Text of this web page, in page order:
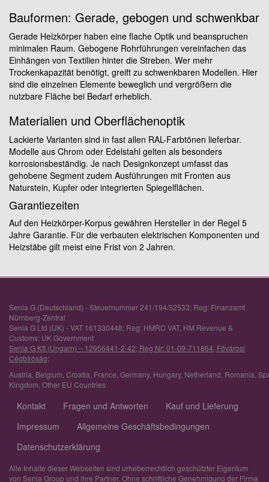
Bauformen: Gerade, gebogen und schwenkbar
Gerade Heizkörper haben eine flache Optik und beanspruchen
minimalen Raum. Gebogene Rohrführungen vereinfachen das
Einhängen von Textilien hinter die Streben. Wer mehr
Trockenkapazität benötigt, greift zu schwenkbaren Modellen. Hier
sind die einzelnen Elemente beweglich und vergrößern die
nutzbare Fläche bei Bedarf erheblich.
Materialien und Oberflächenoptik
Lackierte Varianten sind in fast allen RAL-Farbtönen lieferbar.
Modelle aus Chrom oder Edelstahl gelten als besonders
korrosionsbeständig. Je nach Designkonzept umfasst das
gehobene Segment zudem Ausführungen mit Fronten aus
Naturstein, Kupfer oder integrierten Spiegelflächen.
Garantiezeiten
Auf den Heizkörper-Korpus gewähren Hersteller in der Regel 5
Jahre Garantie. Für die verbauten elektrischen Komponenten und
Heizstäbe gilt meist eine Frist von 2 Jahren.
Senia G (Deutschland) - Steuernummer 241/194/32533; Reg: Finanzamt
Nürnberg-Zentral
Senia G Ltd (UK) - VAT 161330448; Reg: HMRC VAT, HM Revenue &
Customs; UK Government
Senia G Kft (Ungarn) – 12956441-2-42; Reg Nr: 01-09-711864, Fővárosi
Cégbíróság;
Austria Belgium Croatia France Germany, Hungary, Netherland Romania
Kingdom Other EU Countries
Kontakt Fragen und Antworten
Kauf und Lieferung
Impressum
Allgemeine Geschäftsbedingungen
Datenschutzerklärung
Alle Inhalte dieser Webseiten sind urheberrechtlich geschützter Eigentum
von Senia Group und ihre Partner. Ohne schriftliche Genehmigung der Firma